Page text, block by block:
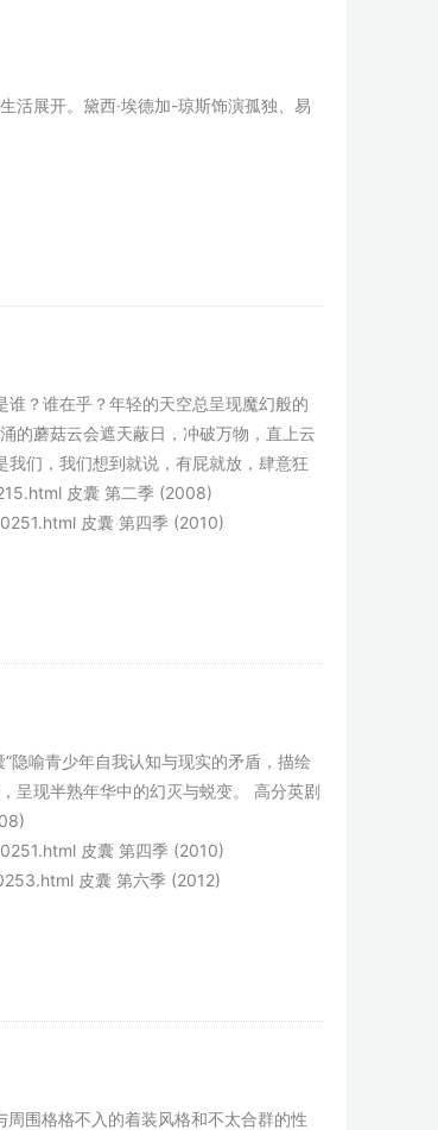
展开。黛西·埃德加-琼斯饰演孤独、易
？谁在乎？年轻的天空总呈现魔幻般的
的蘑菇云会遮天蔽日，冲破万物，直上云
们，我们想到就说，有屁就放，肆意狂
皮囊 第二季 (2008)
皮囊 第四季 (2010)
隐喻青少年自我认知与现实的矛盾，描绘
呈现半熟年华中的幻灭与蜕变。 高分英剧
皮囊 第四季 (2010)
皮囊 第六季 (2012)
围格格不入的着装风格和不太合群的性